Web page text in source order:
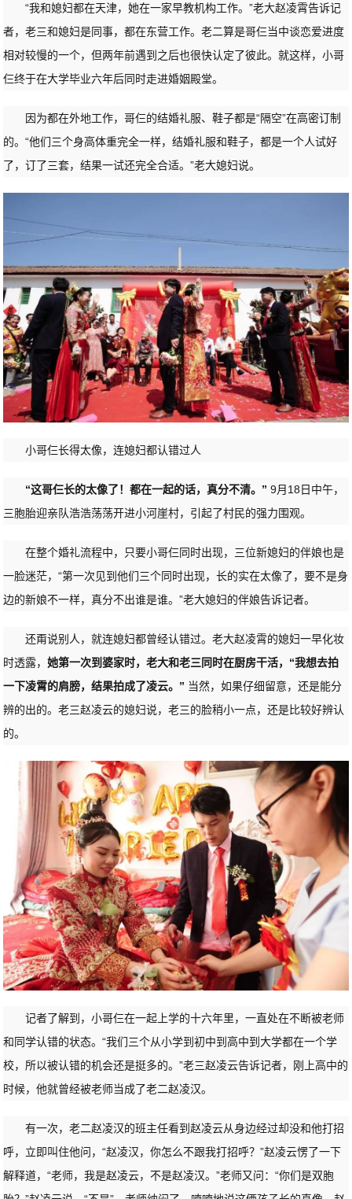
“我和媳妇都在天津，她在一家早教机构工作。”老大赵凌霄告诉记
者，老三和媳妇是同事，都在东营工作。老二算是哥仨当中谈恋爱进度
相对较慢的一个，但两年前遇到之后也很快认定了彼此。就这样，小哥
仨终于在大学毕业六年后同时走进婚姻殿堂。
因为都在外地工作，哥仨的结婚礼服、鞋子都是“隔空”在高密订制
的。“他们三个身高体重完全一样，结婚礼服和鞋子，都是一个人试好
了，订了三套，结果一试还完全合适。”老大媳妇说。
小哥仨长得太像，连媳妇都认错过人
“这哥仨长的太像了！都在一起的话，真分不清。” 9月18日中午，
三胞胎迎亲队浩浩荡荡开进小河崖村，引起了村民的强力围观。
在整个婚礼流程中，只要小哥仨同时出现，三位新媳妇的伴娘也是
一脸迷茫，“第一次见到他们三个同时出现，长的实在太像了，要不是身
边的新娘不一样，真分不出谁是谁。”老大媳妇的伴娘告诉记者。
还甭说别人，就连媳妇都曾经认错过。老大赵凌霄的媳妇一早化妆
时透露，她第一次到婆家时，老大和老三同时在厨房干活，“我想去拍
一下凌霄的肩膀，结果拍成了凌云。” 当然，如果仔细留意，还是能分
辨的出的。老三赵凌云的媳妇说，老三的脸稍小一点，还是比较好辨认
的。
记者了解到，小哥仨在一起上学的十六年里，一直处在不断被老师
和同学认错的状态。“我们三个从小学到初中到高中到大学都在一个学
校，所以被认错的机会还是挺多的。”老三赵凌云告诉记者，刚上高中的
时候，他就曾经被老师当成了老二赵凌汉。
有一次，老二赵凌汉的班主任看到赵凌云从身边经过却没和他打招
呼，立即叫住他问，“赵凌汉，你怎么不跟我打招呼？”赵凌云愣了一下
解释道，“老师，我是赵凌云，不是赵凌汉。”老师又问：“你们是双胞